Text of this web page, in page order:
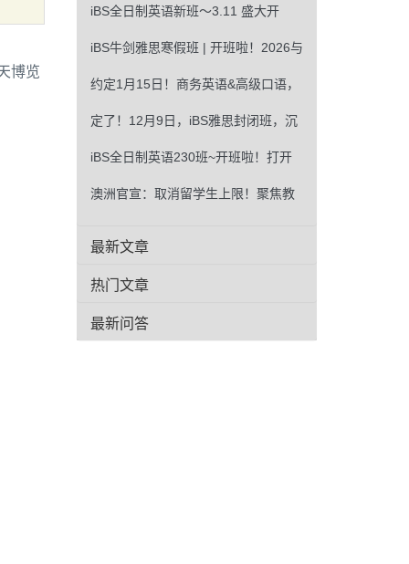
博览
iBS全日制英语新班～3.11 盛大开
班！解锁英语新可能！
iBS牛剑雅思寒假班 | 开班啦！2026与
你约定名校！
约定1月15日！商务英语&高级口语，
职场流畅沟通不是梦！
定了！12月9日，iBS雅思封闭班，沉
浸式学习，高效出分！
iBS全日制英语230班~开班啦！打开
英语世界的大门！
澳洲官宣：取消留学生上限！聚焦教
最新文章
热门文章
最新问答